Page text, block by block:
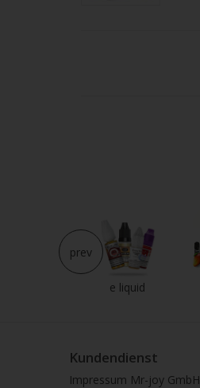
e liquid
prev
Kundendienst
Impressum Mr-joy GmbH